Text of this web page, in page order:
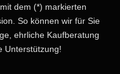
dem (*) markierten
So können wir für Sie
ehrliche Kaufberatung
Unterstützung!